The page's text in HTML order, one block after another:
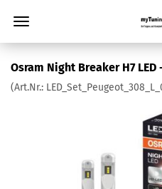
Osram Night Breaker H7
(Art.Nr.: